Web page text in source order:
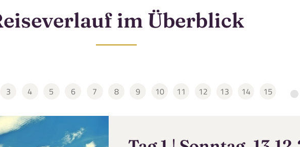
wählen
Karibik-feeling mit EXPLORA I
im Überblick
3 4 5 6 7 8 9 10 11 12 13 14 15
Dieser Inhalt wird von einem Drittanbieter gehostet. Durch das Zeigen
der externen Inhalte akzeptierst du die
vimeo.com.